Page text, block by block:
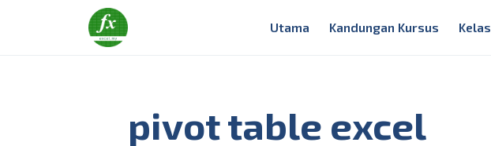
Utama Kandungan Kursus Kelas
pivot table excel